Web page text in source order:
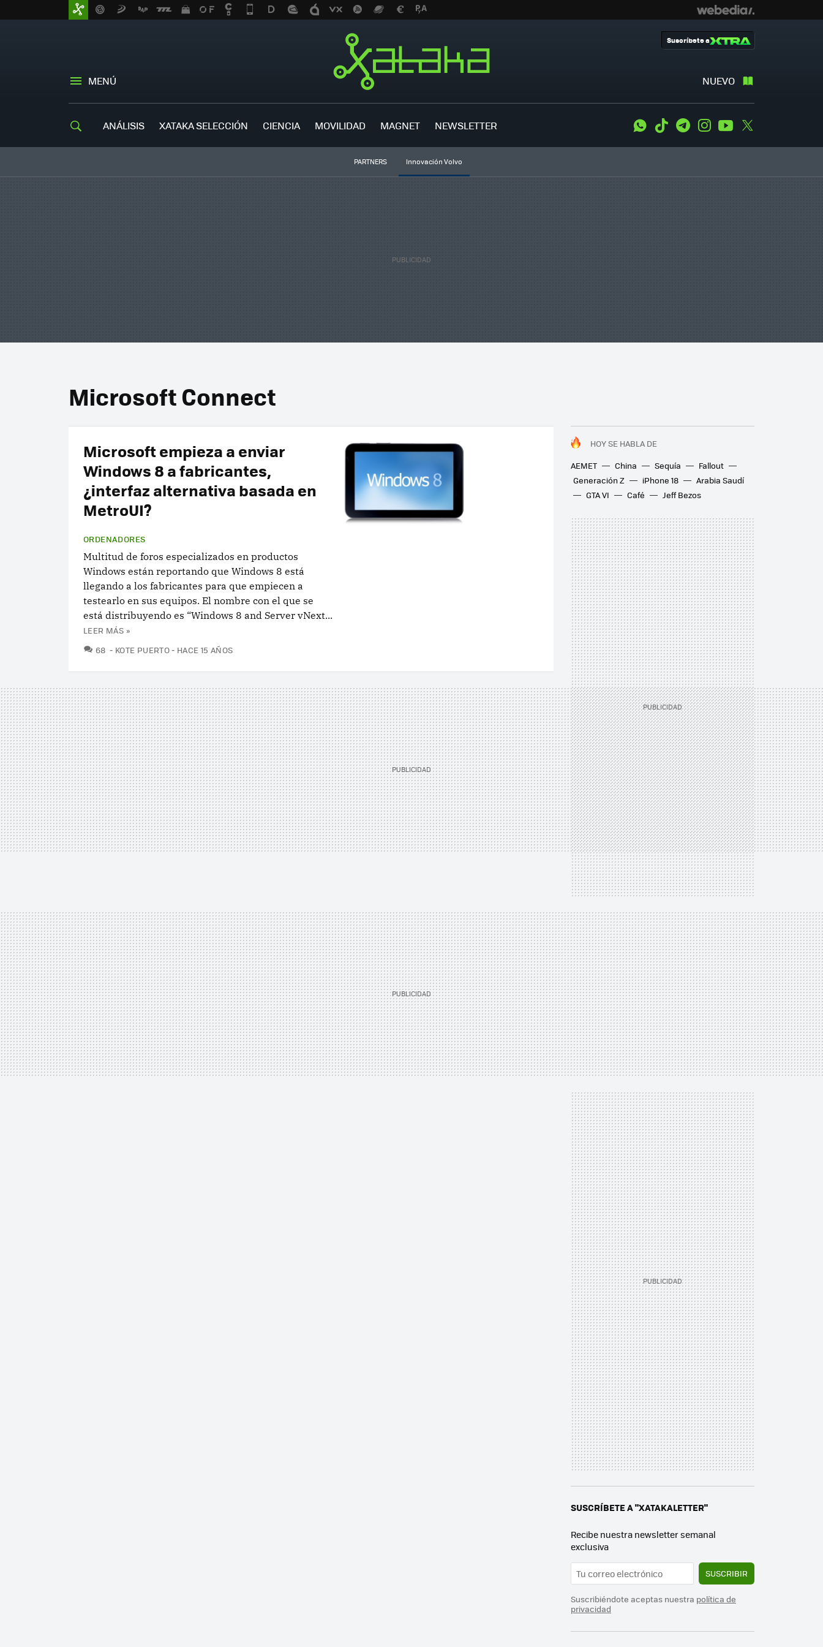
MENÚ NUEVO
Suscríbete a
ANÁLISIS XATAKA SELECCIÓN CIENCIA MOVILIDAD MAGNET NEWSLETTER WhatsApp
Tiktok TelegramInstagramYoutube
PARTNERS Innovación Volvo
Microsoft Connect
HOY SE HABLA DE
AEMET
China Sequía
Fallout
Generación Z
iPhone 18
Arabia Saudí
GTA VI
Café Jeff Bezos
Microsoft empieza a enviar
Windows 8 a fabricantes,
¿interfaz alternativa basada en
MetroUI?
ORDENADORES
Multitud de foros especializados en productos
Windows están reportando que Windows 8 está
llegando a los fabricantes para que empiecen a
testearlo en sus equipos. El nombre con el que se
está distribuyendo es “Windows 8 and Server vNext...
LEER MÁS »
68 COMENTARIOS
KOTE PUERTO HACE 15 AÑOS
SUSCRÍBETE A "XATAKALETTER"
Recibe nuestra newsletter semanal
exclusiva
SUSCRIBIR
Suscribiéndote aceptas nuestra política de
privacidad